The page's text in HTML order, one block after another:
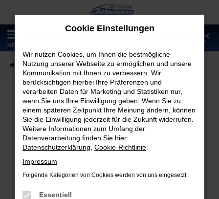
Zum
Hauptinhalt
springen
MENÜ
Startseite Fahrzeugangebote Fahrzeugmarkt
Fahrzeugmarkt
Fehler: Network Error
Beim Laden ist ein Fehler aufgetreten.
Hier sind ein paar Tipps, die dir helfen können:
Cookie Einstellungen
Wir nutzen Cookies, um Ihnen die bestmögliche
Nutzung unserer Webseite zu ermöglichen und unsere
Kommunikation mit Ihnen zu verbessern. Wir
berücksichtigen hierbei Ihre Präferenzen und
verarbeiten Daten für Marketing und Statistiken nur,
wenn Sie uns Ihre Einwilligung geben. Wenn Sie zu
einem späteren Zeitpunkt Ihre Meinung ändern, können
Sie die Einwilligung jederzeit für die Zukunft widerrufen.
Weitere Informationen zum Umfang der
Datenverarbeitung finden Sie hier:
Datenschutzerklärung Cookie-Richtlinie
Impressum
Folgende Kategorien von Cookies werden von uns eingesetzt:
Essentiell